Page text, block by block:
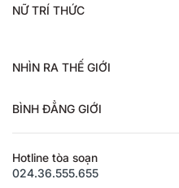
NỮ TRÍ THỨC
NHÌN RA THẾ GIỚI
BÌNH ĐẲNG GIỚI
Hotline tòa soạn
024.36.555.655